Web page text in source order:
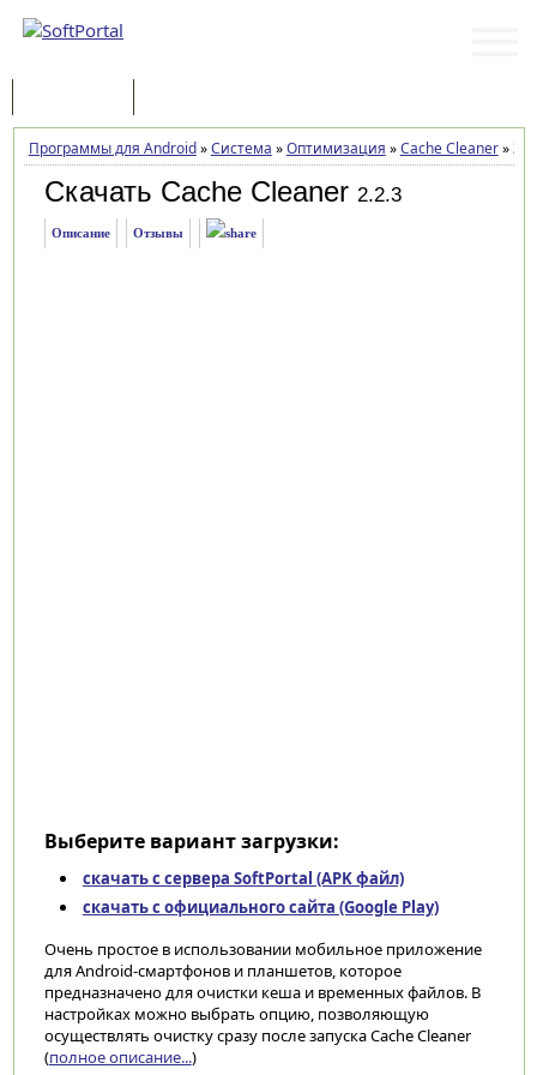
Программы для Android»Система »Оптимизация »Cache Cleaner»
Скачать Cache Cleaner 2.2.3
Описание Отзывы
Выберите вариант загрузки:
скачать с сервера SoftPortal (APK файл)
скачать с официального сайта (Google Play)
Очень простое в использовании мобильное приложение
для Android-смартфонов и планшетов, которое
предназначено для очистки кеша и временных файлов. В
настройках можно выбрать опцию, позволяющую
осуществлять очистку сразу после запуска Cache Cleaner
(полное описание...)